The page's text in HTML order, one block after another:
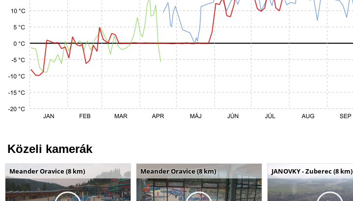
Közeli kamerák
Meander Oravice (8 km) Meander Oravice (8 km) JANOVKY - Zuberec (8 km)